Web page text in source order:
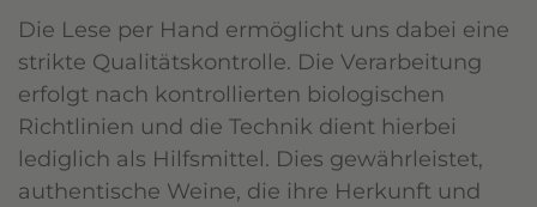
Die Lese per Hand ermöglicht uns dabei eine
strikte Qualitätskontrolle. Die Verarbeitung
erfolgt nach kontrollierten biologischen
Richtlinien und die Technik dient hierbei
lediglich als Hilfsmittel. Dies gewährleistet,
authentische Weine, die ihre Herkunft und